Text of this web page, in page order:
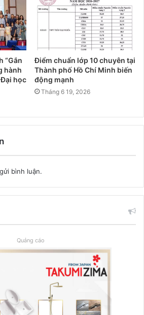
“Gắn
hành
học
Điểm chuẩn lớp 10 chuyên tại
Thành phố Hồ Chí Minh biến
động mạnh
Tháng 6 19, 2026
bình luận.
Quảng cáo